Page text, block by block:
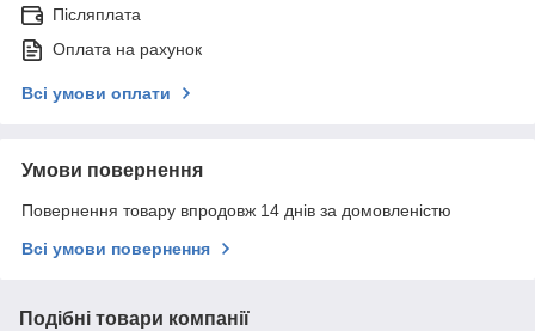
Післяплата
Оплата на рахунок
Всі умови оплати
Умови повернення
Повернення товару впродовж 14 днів за домовленістю
Всі умови повернення
Подібні товари компанії